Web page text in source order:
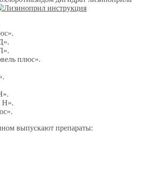
плюс».
Н».
выпускают препараты: